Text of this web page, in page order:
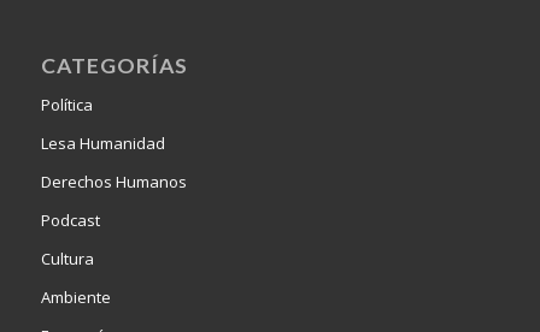
CATEGORÍAS
Política
Lesa Humanidad
Derechos Humanos
Podcast
Cultura
Ambiente